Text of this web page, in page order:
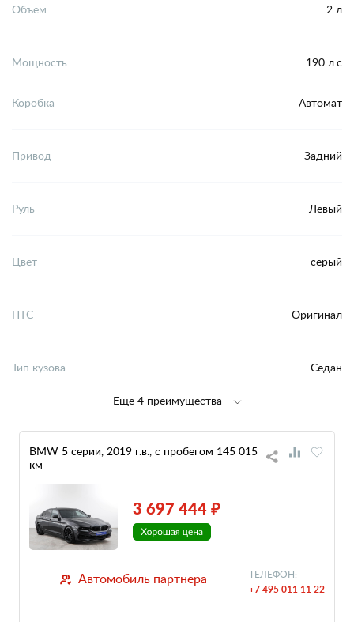
Объем 2 л
Мощность 190 л.с
Коробка Автомат
Привод Задний
Руль Левый
Цвет серый
ПТС Оригинал
Тип кузова Седан
Еще 4 преимущества
BMW 5 серии, 2019 г.в., с пробегом 145 015
км
3 697 444 ₽
Автомобиль партнера ТЕЛЕФОН:
+7 495 011 11 22